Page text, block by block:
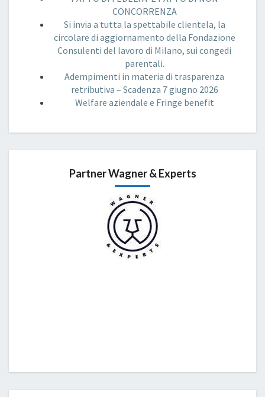
CONCORRENZA
Si invia a tutta la spettabile clientela, la
circolare di aggiornamento della Fondazione
Consulenti del lavoro di Milano, sui congedi
parentali.
Adempimenti in materia di trasparenza
retributiva – Scadenza 7 giugno 2026
Welfare aziendale e Fringe benefit
Partner Wagner & Experts